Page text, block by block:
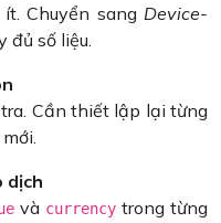
Chuyển sang Device-
đủ số liệu.
Cần thiết lập lại từng
dịch
và currencytrong từng